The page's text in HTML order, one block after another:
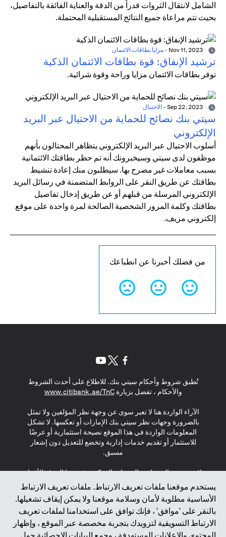
الشامل لانتقال الثروات قدراً من الدقة والعناية الفائقة بالتفاصيل،
بحيث تتم مراعاة جميع النتائج المستقبلية المحتملة.
- مزايا بطاقات الائتمان
ترشيد الإنفاق: قوة بطاقات الائتمان الذكية
توفر بطاقات الائتمان مزايا وراحة وقوة شرائية.
- الاحتيال
سيتي بنك نصائح للحماية من الاحتيال عبر البريد
الإلكتروني
أسلوب الاحتيال عبر البريد الإلكتروني يتظاهر المحتالون بأنهم
موظفون لدى سيتي وسيخبرونك أنه تم حظر بطاقتك الائتمانية
بسبب معاملات غير مصرح بها. سيطلبون منك إعادة تنشيط
بطاقتك عن طريق النقر على الروابط المتضمنة في رسائل البريد
الإلكتروني المرسلة من قبلهم أو عن طريق إدخال تفاصيل
بطاقتك وكلمة المرور الشخصية الصالحة لمرة واحدة على موقع
إلكتروني مزيف.
من فضلك أخبرنا عن انطباعك
يستخدم موقعنا ملفات تعريف الارتباط. ملفات تعريف الارتباط
الأساسية مطلوبة لأمان وسلامة موقعنا ولا يمكن إيقاف تشغيلها.
بالنقر على 'موافق' ، فإنك توافق على استخدامنا لملفات تعريف
الارتباط التسويقية لتزويدك بتجربة مخصصة عبر الموقع ، وإظهار
تُطبق شروط وأحكام سيتي بنك. للاطلاع على أحدث الشروط
والأحكام ، تفضل بزيارةwww.citibank.ae/TnC
(opens in a new tab)
الآراء الواردة هنا لا تعبر سوى عن وجهة نظر المؤلفين ولا تمثل
بالضرورة وجهات نظر سيتي بنك الإمارات أو تعكسها. لا تشكل
المعلومات الواردة في هذا الموقع نصيحة استثمارية أو عرضًا
للاستثمار أو تقديم خدمات إدارية وتخضع للتعديل دون إشعار
مسبق.
لا يتم تقديم المنتجات والخدمات المذكورة في هذا الموقع للأفراد
المقيمين في الاتحاد الأوروبي أو المنطقة الاقتصادية الأوروبية أو
سويسرا أو غيرنسي أو جيرسي أو موناكو أو سان مارينو أو
الفاتيكان أو جزيرة مان أو المملكة المتحدة أو خصوصية البيانات
(لائحة حماية البيانات العامة \ قانون حماية البيانات الشخصية
العامة \ قانون خصوصية نيوزيلندا). المحتوى الموجود في هذه
الصفحة ليس ولا ينبغي تفسيره على أنه عرض أو دعوة أو دعوة